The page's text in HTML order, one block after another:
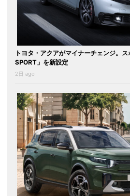
トヨタ・アクアがマイナーチェンジ。
SPORT」を新設定
2日 ago